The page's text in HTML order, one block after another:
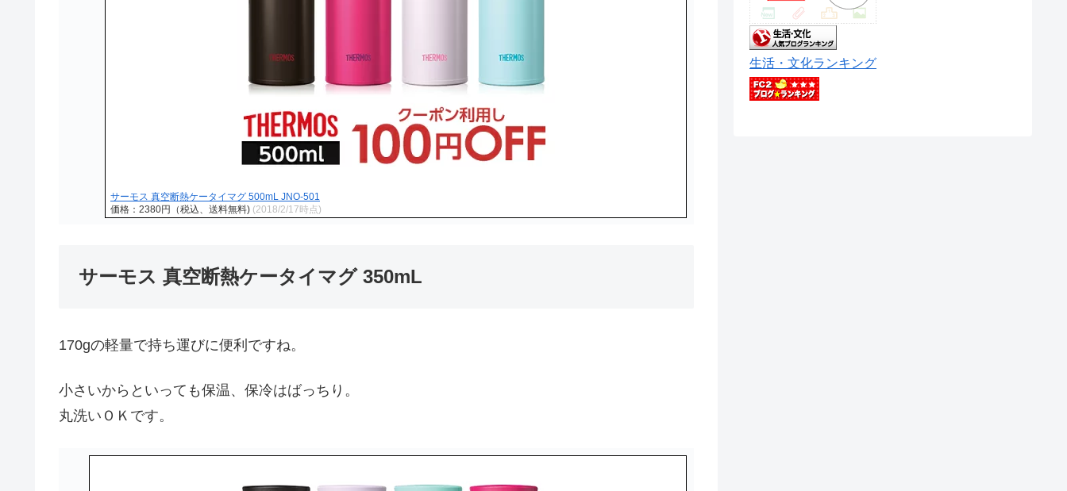
サーモス 真空断熱ケータイマグ 500mL JNO-501
価格：2380円（税込、送料無料) (2018/2/17時点)
サーモス 真空断熱ケータイマグ 350mL
170gの軽量で持ち運びに便利ですね。
小さいからといっても保温、保冷はばっちり。
丸洗いＯＫです。
生活・文化ランキング